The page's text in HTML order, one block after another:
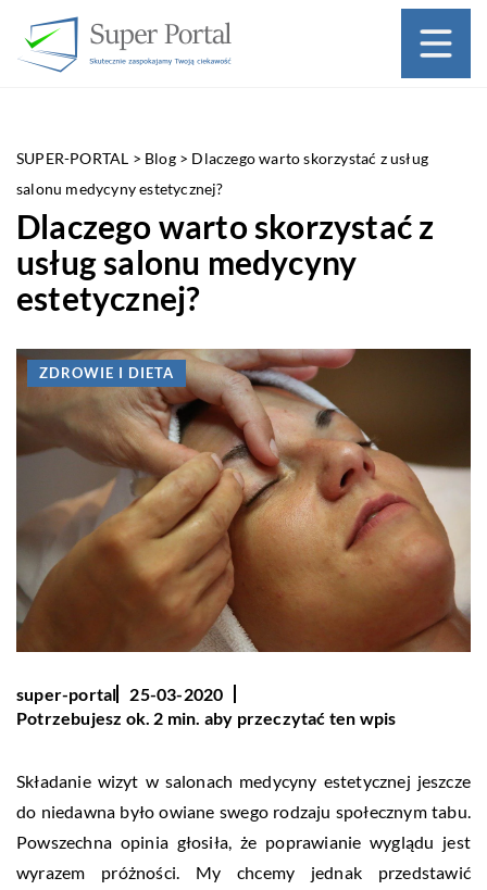
SUPER-PORTAL > Blog> Dlaczego warto skorzystać z usług
salonu medycyny estetycznej?
Dlaczego warto skorzystać z
usług salonu medycyny
estetycznej?
ZDROWIE I DIETA
super-portal
25-03-2020
Potrzebujesz ok. 2 min. aby przeczytać ten wpis
Składanie wizyt w salonach medycyny estetycznej jeszcze
do niedawna było owiane swego rodzaju społecznym tabu.
Powszechna opinia głosiła, że poprawianie wyglądu jest
wyrazem próżności. My chcemy jednak przedstawić